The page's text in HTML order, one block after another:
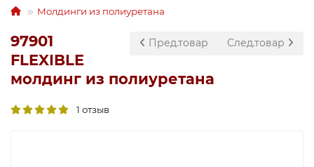
Молдинги из полиуретана
Пред.товар След.товар
97901
FLEXIBLE
молдинг из полиуретана
1 отзыв